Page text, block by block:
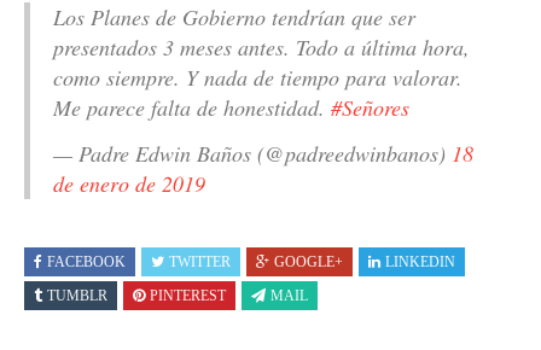
Los Planes de Gobierno tendrían que ser
presentados 3 meses antes. Todo a última hora,
como siempre. Y nada de tiempo para valorar.
Me parece falta de honestidad. #Señores
— Padre Edwin Baños (@padreedwinbanos) 18
de enero de 2019
FACEBOOK TWITTER GOOGLE+
LINKEDIN
TUMBLR
PINTEREST MAIL